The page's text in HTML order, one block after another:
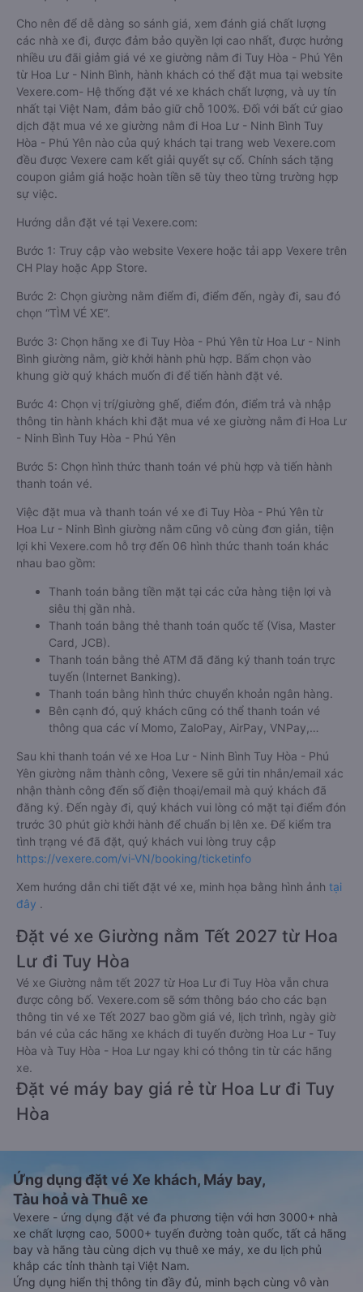
Cho nên để dễ dàng so sánh giá, xem đánh giá chất lượng
các nhà xe đi, được đảm bảo quyền lợi cao nhất, được hưởng
nhiều ưu đãi giảm giá vé xe giường nằm đi Tuy Hòa - Phú Yên
từ Hoa Lư - Ninh Bình, hành khách có thể đặt mua tại website
Vexere.com- Hệ thống đặt vé xe khách chất lượng, và uy tín
nhất tại Việt Nam, đảm bảo giữ chỗ 100%. Đối với bất cứ giao
dịch đặt mua vé xe giường nằm đi Hoa Lư - Ninh Bình Tuy
Hòa - Phú Yên nào của quý khách tại trang web Vexere.com
đều được Vexere cam kết giải quyết sự cố. Chính sách tặng
coupon giảm giá hoặc hoàn tiền sẽ tùy theo từng trường hợp
sự việc.
Hướng dẫn đặt vé tại Vexere.com:
Bước 1: Truy cập vào website Vexere hoặc tải app Vexere trên
CH Play hoặc App Store.
Bước 2: Chọn giường nằm điểm đi, điểm đến, ngày đi, sau đó
chọn “TÌM VÉ XE”.
Bước 3: Chọn hãng xe đi Tuy Hòa - Phú Yên từ Hoa Lư - Ninh
Bình giường nằm, giờ khởi hành phù hợp. Bấm chọn vào
khung giờ quý khách muốn đi để tiến hành đặt vé.
Bước 4: Chọn vị trí/giường ghế, điểm đón, điểm trả và nhập
thông tin hành khách khi đặt mua vé xe giường nằm đi Hoa Lư
- Ninh Bình Tuy Hòa - Phú Yên
Bước 5: Chọn hình thức thanh toán vé phù hợp và tiến hành
thanh toán vé.
Việc đặt mua và thanh toán vé xe đi Tuy Hòa - Phú Yên từ
Hoa Lư - Ninh Bình giường nằm cũng vô cùng đơn giản, tiện
lợi khi Vexere.com hỗ trợ đến 06 hình thức thanh toán khác
nhau bao gồm:
Thanh toán bằng tiền mặt tại các cửa hàng tiện lợi và
siêu thị gần nhà.
Thanh toán bằng thẻ thanh toán quốc tế (Visa, Master
Card, JCB).
Thanh toán bằng thẻ ATM đã đăng ký thanh toán trực
tuyến (Internet Banking).
Thanh toán bằng hình thức chuyển khoản ngân hàng.
Bên cạnh đó, quý khách cũng có thể thanh toán vé
thông qua các ví Momo, ZaloPay, AirPay, VNPay,…
Sau khi thanh toán vé xe Hoa Lư - Ninh Bình Tuy Hòa - Phú
Yên giường nằm thành công, Vexere sẽ gửi tin nhắn/email xác
nhận thành công đến số điện thoại/email mà quý khách đã
đăng ký. Đến ngày đi, quý khách vui lòng có mặt tại điểm đón
trước 30 phút giờ khởi hành để chuẩn bị lên xe. Để kiểm tra
tình trạng vé đã đặt, quý khách vui lòng truy cập
https://vexere.com/vi-VN/booking/ticketinfo
Xem hướng dẫn chi tiết đặt vé xe, minh họa bằng hình ảnh tại
đây .
Đặt vé xe Giường nằm Tết 2027 từ Hoa
Lư đi Tuy Hòa
Vé xe Giường nằm tết 2027 từ Hoa Lư đi Tuy Hòa vẫn chưa
được công bố. Vexere.com sẽ sớm thông báo cho các bạn
thông tin vé xe Tết 2027 bao gồm giá vé, lịch trình, ngày giờ
bán vé của các hãng xe khách đi tuyến đường Hoa Lư - Tuy
Hòa và Tuy Hòa - Hoa Lư ngay khi có thông tin từ các hãng
xe.
Đặt vé máy bay giá rẻ từ Hoa Lư đi Tuy
Hòa
Ứng dụng đặt vé Xe khách, Máy bay,
Tàu hoả và Thuê xe
Vexere - ứng dụng đặt vé đa phương tiện với hơn 3000+ nhà
xe chất lượng cao, 5000+ tuyến đường toàn quốc, tất cả hãng
bay và hãng tàu cùng dịch vụ thuê xe máy, xe du lịch phủ
khắp các tỉnh thành tại Việt Nam.
Ứng dụng hiển thị thông tin đầy đủ, minh bạch cùng vô vàn